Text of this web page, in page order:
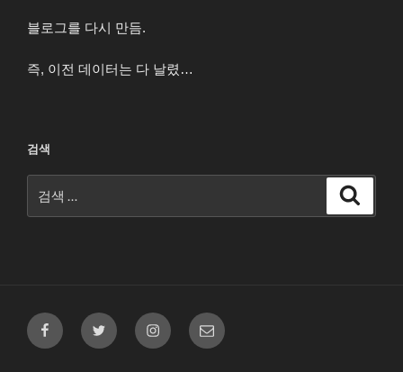
블로그를 다시 만듬.
즉, 이전 데이터는 다 날렸…
검색
색:
페
이
트
위
인
스
이
메